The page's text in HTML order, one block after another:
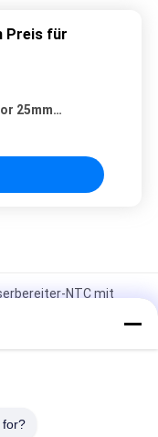
Preis für
25mm
NTC mit
3950
10K 1%
for?